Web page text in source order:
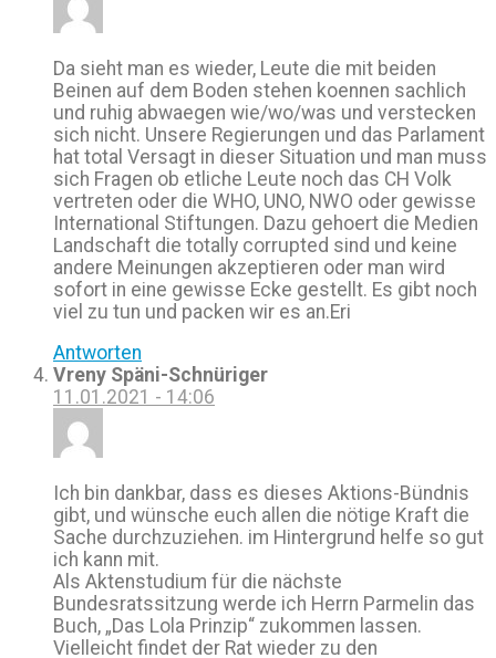
Da sieht man es wieder, Leute die mit beiden
Beinen auf dem Boden stehen koennen sachlich
und ruhig abwaegen wie/wo/was und verstecken
sich nicht. Unsere Regierungen und das Parlament
hat total Versagt in dieser Situation und man muss
sich Fragen ob etliche Leute noch das CH Volk
vertreten oder die WHO, UNO, NWO oder gewisse
International Stiftungen. Dazu gehoert die Medien
Landschaft die totally corrupted sind und keine
andere Meinungen akzeptieren oder man wird
sofort in eine gewisse Ecke gestellt. Es gibt noch
viel zu tun und packen wir es an.Eri
Antworten
Vreny Späni-Schnüriger
11.01.2021 - 14:06
Ich bin dankbar, dass es dieses Aktions-Bündnis
gibt, und wünsche euch allen die nötige Kraft die
Sache durchzuziehen. im Hintergrund helfe so gut
ich kann mit.
Als Aktenstudium für die nächste
Bundesratssitzung werde ich Herrn Parmelin das
Buch, „Das Lola Prinzip“ zukommen lassen.
Vielleicht findet der Rat wieder zu den